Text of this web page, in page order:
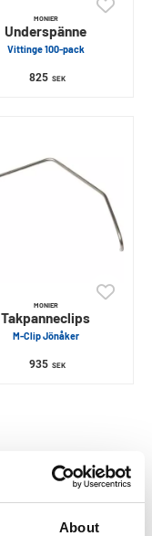
About
MONIER
Underspänne
Vittinge 100-pack
825 SEK
MONIER
Takpanneclips
M-Clip Jönåker
935 SEK